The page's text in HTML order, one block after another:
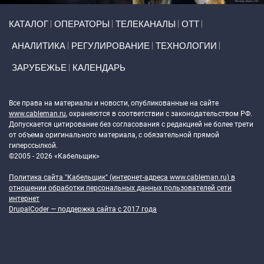
КАТАЛОГ ОПЕРАТОРЫ ТЕЛЕКАНАЛЫ ОТТ
АНАЛИТИКА РЕГУЛИРОВАНИЕ ТЕХНОЛОГИИ
ЗАРУБЕЖЬЕ КАЛЕНДАРЬ
Все права на материалы и новости, опубликованные на сайте
www.cableman.ru, охраняются в соответствии с законодательством РФ.
Допускается цитирование без согласования с редакцией не более трети
от объема оригинального материала, с обязательной прямой
гиперссылкой.
©2005 - 2026 «Кабельщик»
Политика сайта "Кабельщик" (интернет-адреса www.cableman.ru) в
отношении обработки персональных данных пользователей сети
интернет
DrupalCoder — поддержка сайта c 2017 года